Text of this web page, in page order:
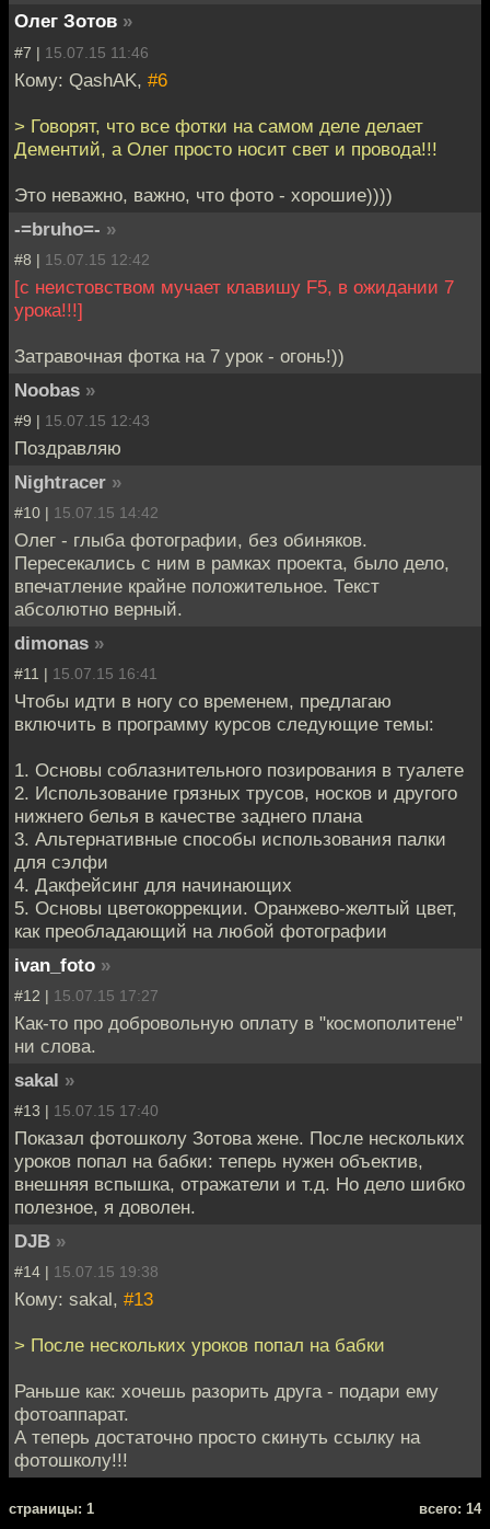
Олег Зотов »
#7 | 15.07.15 11:46
Кому: QashAK, #6
> Говорят, что все фотки на самом деле делает
Дементий, а Олег просто носит свет и провода!!!
Это неважно, важно, что фото - хорошие))))
-=bruho=- »
#8 | 15.07.15 12:42
[с неистовством мучает клавишу F5, в ожидании 7
урока!!!]
Затравочная фотка на 7 урок - огонь!))
Noobas »
#9 | 15.07.15 12:43
Поздравляю
Nightracer »
#10 | 15.07.15 14:42
Олег - глыба фотографии, без обиняков.
Пересекались с ним в рамках проекта, было дело,
впечатление крайне положительное. Текст
абсолютно верный.
dimonas »
#11 | 15.07.15 16:41
Чтобы идти в ногу со временем, предлагаю
включить в программу курсов следующие темы:
1. Основы соблазнительного позирования в туалете
2. Использование грязных трусов, носков и другого
нижнего белья в качестве заднего плана
3. Альтернативные способы использования палки
для сэлфи
4. Дакфейсинг для начинающих
5. Основы цветокоррекции. Оранжево-желтый цвет,
как преобладающий на любой фотографии
ivan_foto »
#12 | 15.07.15 17:27
Как-то про добровольную оплату в "космополитене"
ни слова.
sakal »
#13 | 15.07.15 17:40
Показал фотошколу Зотова жене. После нескольких
уроков попал на бабки: теперь нужен объектив,
внешняя вспышка, отражатели и т.д. Но дело шибко
полезное, я доволен.
DJB »
#14 | 15.07.15 19:38
Кому: sakal, #13
> После нескольких уроков попал на бабки
Раньше как: хочешь разорить друга - подари ему
фотоаппарат.
А теперь достаточно просто скинуть ссылку на
фотошколу!!!
cтраницы: 1 всего: 14